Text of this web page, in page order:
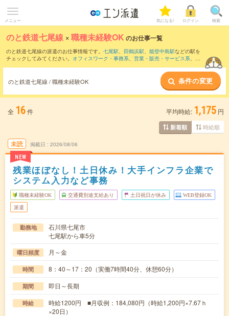
メニュー 気になる! ログイン 検索
のと鉄道七尾線 ×職種未経験OK のお仕事一覧
のと鉄道七尾線の派遣のお仕事情報です。 七尾駅、 田鶴浜駅、 能登中島駅などの駅を
チェックしてみてください。 オフィスワーク・事務系、 営業・販売・サービス系、 ク
などのこだわり条件も取り揃えて
います。
のと鉄道七尾線 / 職種未経験OK 条件の変更
全 16件 平均時給: 1,175 円
新着順 時給順
未読
NEW
掲載日 2026/08/06
残業ほぼなし！土日休み！大手インフラ企業で
システム入力など事務
職種未経験OK 交通費別途支給あり 土日祝日が休み WEB登録OK
派遣
勤務地
石川県七尾市
七尾駅から車5分
曜日頻度 月～金
時間 8：40～17：20（実働7時間40分、休憩60分）
期間 即日～長期
時給
時給1200円 ■月収例：184,080円（時給1,200円×7.67ｈ
×20日）